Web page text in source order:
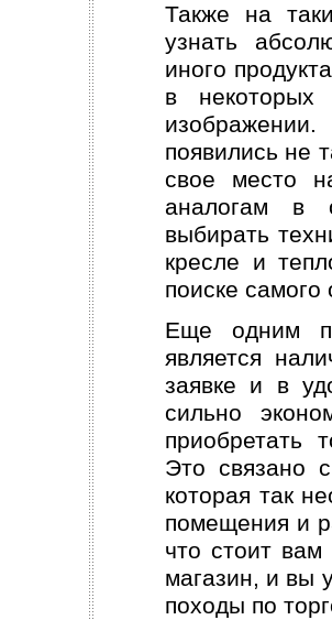
Также на
узнать
иного
в
появились не
свое место
аналогам в
выбирать
кресле и
поиске самого
Еще одним
является
заявке и в
сильно
приобретать
Это связано
которая так
помещения и
что стоит вам
магазин, и вы
походы по